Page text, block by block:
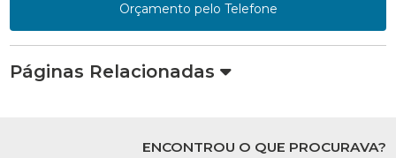
Orçamento pelo Telefone
Páginas Relacionadas
ENCONTROU O QUE PROCURAVA?